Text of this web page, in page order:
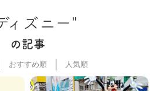
ィズニー"
の記事
おすすめ順 人気順